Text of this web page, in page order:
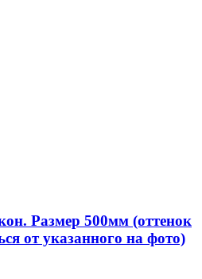
Размер 500мм (оттенок
от указанного на фото)